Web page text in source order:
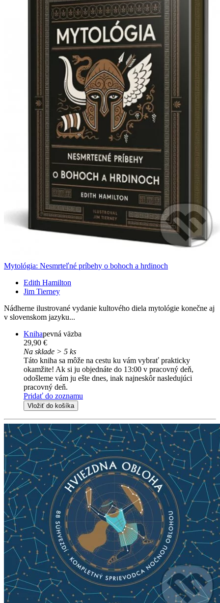
Mytológia: Nesmrteľné príbehy o bohoch a hrdinoch
Edith Hamilton
Jim Tierney
Nádherne ilustrované vydanie kultového diela mytológie konečne aj
v slovenskom jazyku...
Knihapevná väzba
29,90 €
Na sklade > 5 ks
Táto kniha sa môže na cestu ku vám vybrať prakticky
okamžite! Ak si ju objednáte do 13:00 v pracovný deň,
odošleme vám ju ešte dnes, inak najneskôr nasledujúci
pracovný deň.
Pridať do zoznamu
Vložiť do košíka